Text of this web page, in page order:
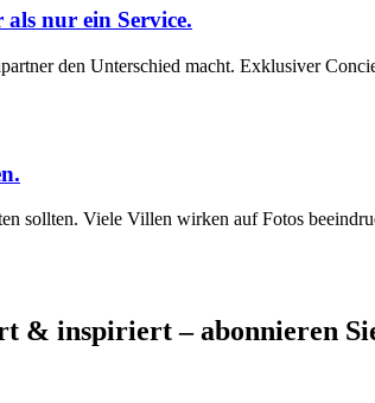
nur ein Service.
den Unterschied macht. Exklusiver
sollten. Viele Villen wirken auf Fotos
& inspiriert – abonnieren